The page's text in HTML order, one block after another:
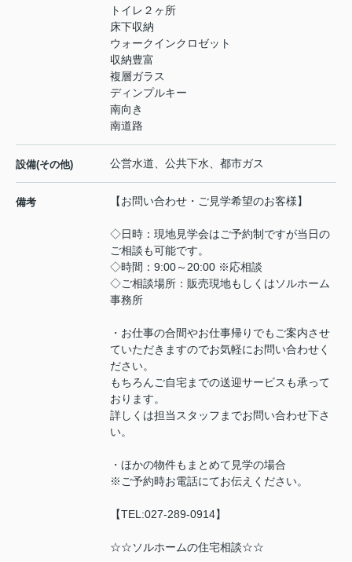
トイレ２ヶ所
床下収納
ウォークインクロゼット
収納豊富
複層ガラス
ディンプルキー
南向き
南道路
設備(その他) 公営水道、公共下水、都市ガス
備考 【お問い合わせ・ご見学希望のお客様】
◇日時：現地見学会はご予約制ですが当日の
ご相談も可能です。
◇時間：9:00～20:00 ※応相談
◇ご相談場所：販売現地もしくはソルホーム
事務所
・お仕事の合間やお仕事帰りでもご案内させ
ていただきますのでお気軽にお問い合わせく
ださい。
もちろんご自宅までの送迎サービスも承って
おります。
詳しくは担当スタッフまでお問い合わせ下さ
い。
・ほかの物件もまとめて見学の場合
※ご予約時お電話にてお伝えください。
【TEL:027-289-0914】
☆☆ソルホームの住宅相談☆☆